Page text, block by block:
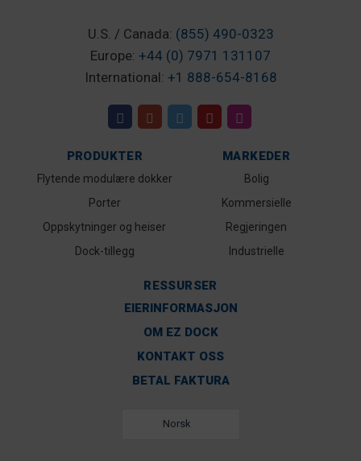
U.S. / Canada: (855) 490-0323
Europe: +44 (0) 7971 131107
International: +1 888-654-8168
PRODUKTER
Flytende modulære dokker
Porter
Oppskytninger og heiser
Dock-tillegg
MARKEDER
Bolig
Kommersielle
Regjeringen
Industrielle
RESSURSER
EIERINFORMASJON
OM EZ DOCK
KONTAKT OSS
BETAL FAKTURA
Norsk